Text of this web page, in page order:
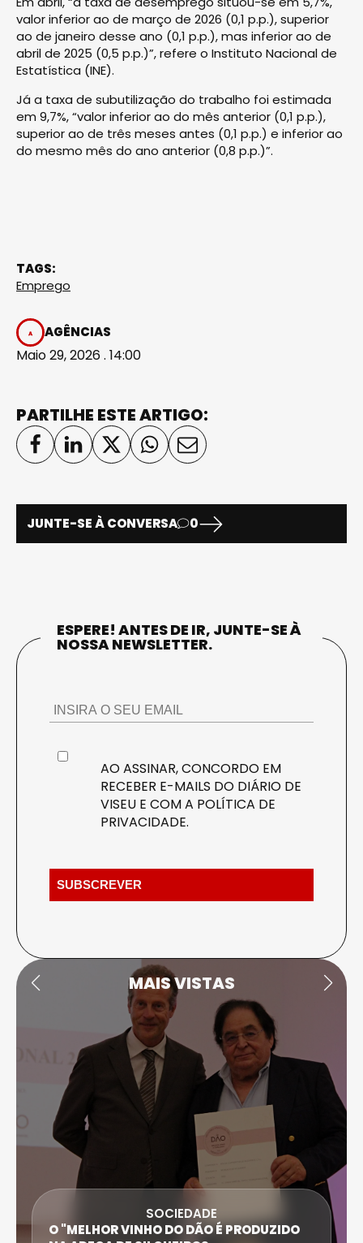
valor inferior ao de março de 2026 (0,1 p.p.), superior
ao de janeiro desse ano (0,1 p.p.), mas inferior ao de
abril de 2025 (0,5 p.p.)”, refere o Instituto Nacional de
Estatística (INE).
Já a taxa de subutilização do trabalho foi estimada
em 9,7%, “valor inferior ao do mês anterior (0,1 p.p.),
superior ao de três meses antes (0,1 p.p.) e inferior ao
do mesmo mês do ano anterior (0,8 p.p.)”.
TAGS:
Emprego
AGÊNCIAS
Maio 29, 2026 . 14:00
PARTILHE ESTE ARTIGO:
JUNTE-SE À CONVERSA 0
ESPERE! ANTES DE IR, JUNTE-SE À
NOSSA NEWSLETTER.
AO ASSINAR, CONCORDO EM
RECEBER E-MAILS DO DIÁRIO DE
VISEU E COM A POLÍTICA DE
PRIVACIDADE.
MAIS VISTAS
SOCIEDADE
ANTÓNIO SARAIVA E CARLA DIAS SÃO AS